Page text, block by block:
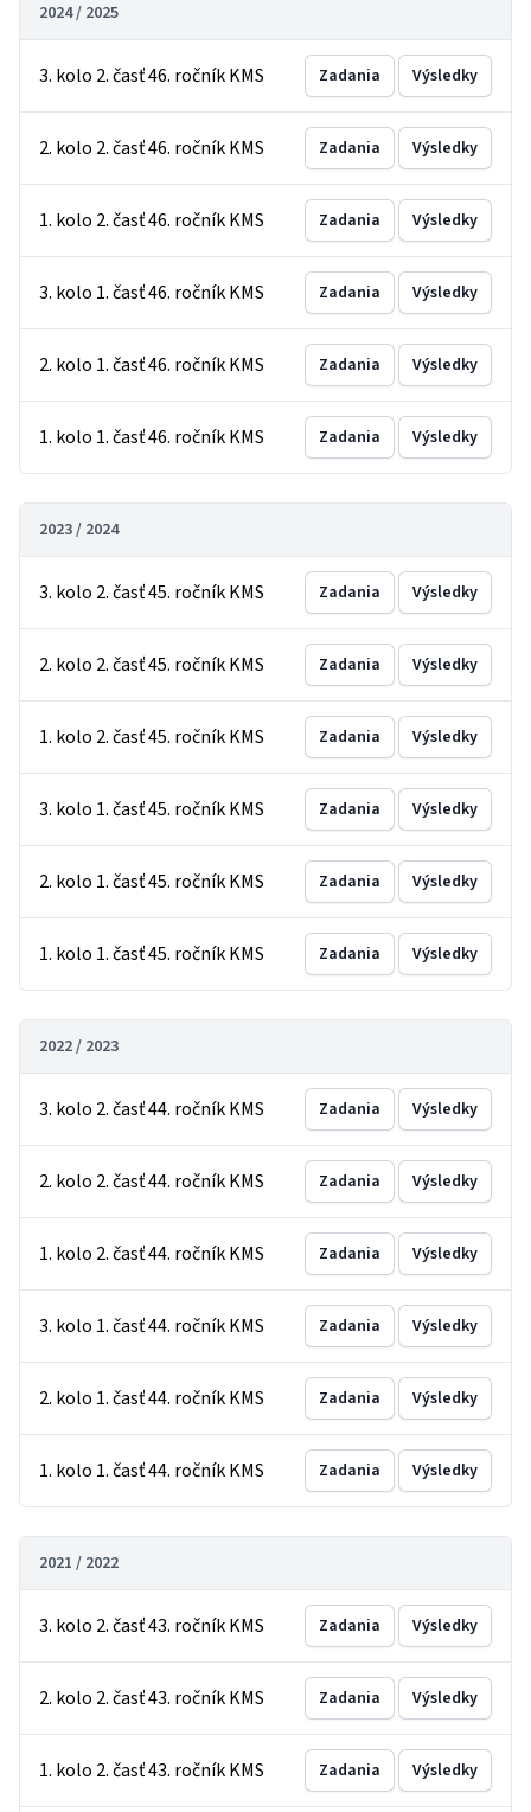
2024 / 2025
3. kolo 2. časť 46. ročník KMS Zadania Výsledky
2. kolo 2. časť 46. ročník KMS Zadania Výsledky
1. kolo 2. časť 46. ročník KMS Zadania Výsledky
3. kolo 1. časť 46. ročník KMS Zadania Výsledky
2. kolo 1. časť 46. ročník KMS Zadania Výsledky
1. kolo 1. časť 46. ročník KMS Zadania Výsledky
2023 / 2024
3. kolo 2. časť 45. ročník KMS Zadania Výsledky
2. kolo 2. časť 45. ročník KMS Zadania Výsledky
1. kolo 2. časť 45. ročník KMS Zadania Výsledky
3. kolo 1. časť 45. ročník KMS Zadania Výsledky
2. kolo 1. časť 45. ročník KMS Zadania Výsledky
1. kolo 1. časť 45. ročník KMS Zadania Výsledky
2022 / 2023
3. kolo 2. časť 44. ročník KMS Zadania Výsledky
2. kolo 2. časť 44. ročník KMS Zadania Výsledky
1. kolo 2. časť 44. ročník KMS Zadania Výsledky
3. kolo 1. časť 44. ročník KMS Zadania Výsledky
2. kolo 1. časť 44. ročník KMS Zadania Výsledky
1. kolo 1. časť 44. ročník KMS Zadania Výsledky
2021 / 2022
3. kolo 2. časť 43. ročník KMS Zadania Výsledky
2. kolo 2. časť 43. ročník KMS Zadania Výsledky
1. kolo 2. časť 43. ročník KMS Zadania Výsledky